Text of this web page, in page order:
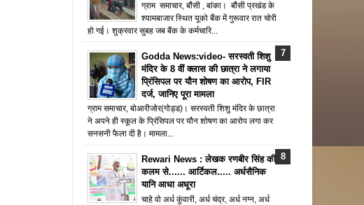
ग्राम समाचार, बौंसी , बांका। बौंसी प्रखंड के
श्यामबाजार स्थित यूको बैंक में गुरूवार रात चोरी
हो गई। शुक्रवार सुबह जब बैंक के कर्मचारि...
Godda News:video- सरस्वती शिशु
मंदिर के 8 वीं क्लास की छात्रा ने लगाया
प्रिंसिपल पर यौन शोषण का आरोप, FIR
दर्ज, जानिए पूरा मामला
ग्राम समाचार, बोआरीजोर(गोड्ड)। सरस्वती शिशु मंदिर के छात्रा
ने अपने ही स्कूल के प्रिंसिपल पर यौन शोषण का आरोप लगा कर
सनसनी फैला दी है। मामला...
Rewari News : लेखक रणबीर सिंह की
कलम से...... आर्टिकल..... अर्धसैनिक
यानि आधा अधूरा
चाहे वो अर्ध कुंवारी, अर्ध चंद्र, अर्ध नग्न, अर्ध